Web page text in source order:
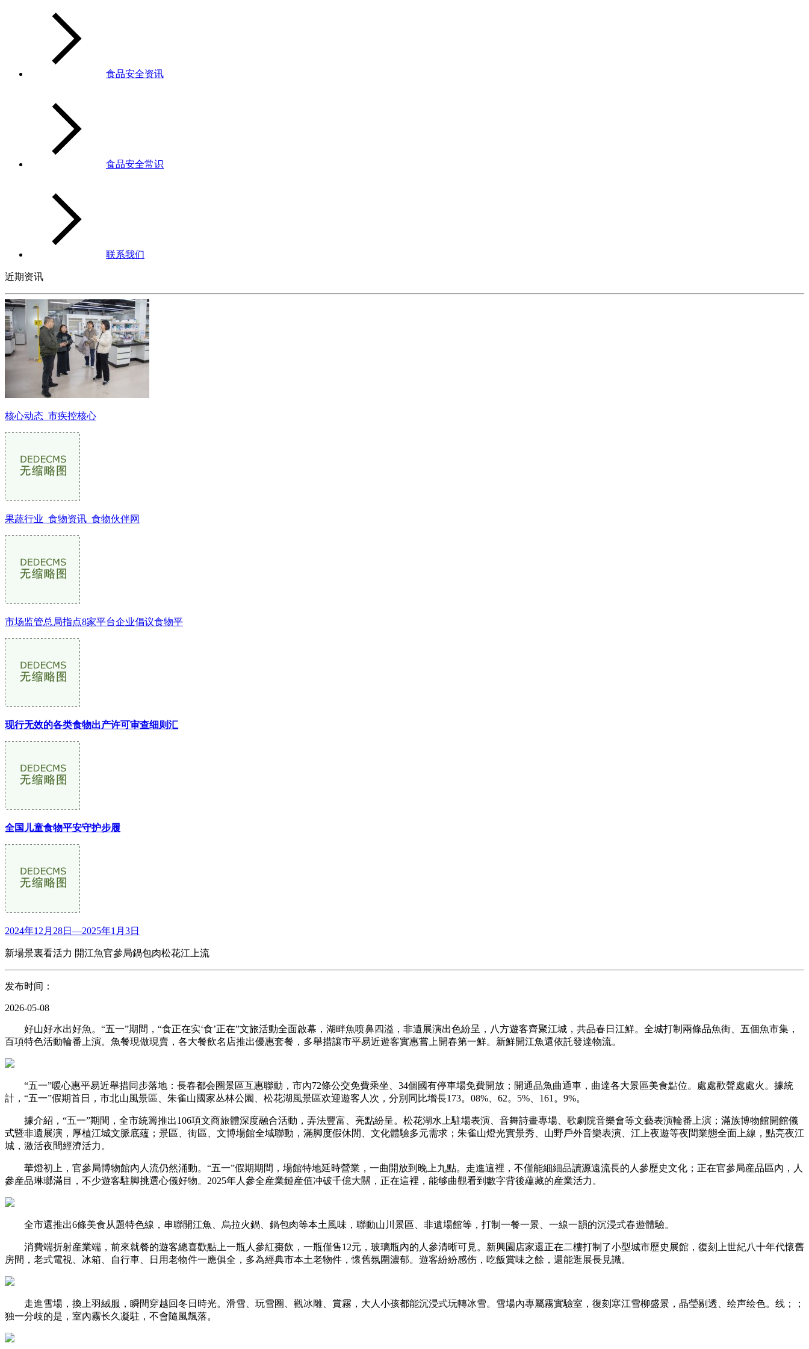
食品安全资讯
食品安全常识
联系我们
近期资讯
核心动态_市疾控核心
果蔬行业_食物资讯_食物伙伴网
市场监管总局指点8家平台企业倡议食物平
现行无效的各类食物出产许可审查细则汇
全国儿童食物平安守护步履
2024年12月28日—2025年1月3日
新場景裏看活力 開江魚官參局鍋包肉松花江上流
发布时间：
2026-05-08
好山好水出好魚。“五一”期間，“食正在实‘食’正在”文旅活動全面啟幕，湖畔魚喷鼻四溢，非遺展演出色紛呈，八方遊客齊聚江城，共品春日江鮮。全城打制兩條品魚街、五個魚市集，
百項特色活動輪番上演。魚餐現做現賣，各大餐飲名店推出優惠套餐，多舉措讓市平易近遊客實惠嘗上開春第一鮮。新鮮開江魚還依託發達物流。
“五一”暖心惠平易近舉措同步落地：長春都会圈景區互惠聯動，市內72條公交免費乘坐、34個國有停車場免費開放；開通品魚曲通車，曲達各大景區美食點位。處處歡聲處處火。據統
計，“五一”假期首日，市北山風景區、朱雀山國家丛林公園、松花湖風景區欢迎遊客人次，分別同比增長173。08%、62。5%、161。9%。
據介紹，“五一”期間，全市統籌推出106項文商旅體深度融合活動，弄法豐富、亮點紛呈。松花湖水上駐場表演、音舞詩畫專場、歌劇院音樂會等文藝表演輪番上演；滿族博物館開館儀
式暨非遺展演，厚植江城文脈底蘊；景區、街區、文博場館全域聯動，滿脚度假休閒、文化體驗多元需求；朱雀山燈光實景秀、山野戶外音樂表演、江上夜遊等夜間業態全面上線，點亮夜江
城，激活夜間經濟活力。
華燈初上，官參局博物館內人流仍然涌動。“五一”假期期間，場館特地延時營業，一曲開放到晚上九點。走進這裡，不僅能細細品讀源遠流長的人參歷史文化；正在官參局産品區內，人
參産品琳瑯滿目，不少遊客駐脚挑選心儀好物。2025年人參全産業鏈産值冲破千億大關，正在這裡，能够曲觀看到數字背後蘊藏的産業活力。
全市還推出6條美食从題特色線，串聯開江魚、烏拉火鍋、鍋包肉等本土風味，聯動山川景區、非遺場館等，打制一餐一景、一線一韻的沉浸式春遊體驗。
消費端折射産業端，前來就餐的遊客總喜歡點上一瓶人參紅棗飲，一瓶僅售12元，玻璃瓶內的人參清晰可見。新興園店家還正在二樓打制了小型城市歷史展館，復刻上世紀八十年代懷舊
房間，老式電視、冰箱、自行車、日用老物件一應俱全，多為經典市本土老物件，懷舊氛圍濃郁。遊客紛紛感伤，吃飯賞味之餘，還能逛展長見識。
走進雪場，換上羽絨服，瞬間穿越回冬日時光。滑雪、玩雪圈、觀冰雕、賞霧，大人小孩都能沉浸式玩轉冰雪。雪場內專屬霧實驗室，復刻寒江雪柳盛景，晶瑩剔透、绘声绘色。线；；
独一分歧的是，室內霧长久凝駐，不會隨風飄落。